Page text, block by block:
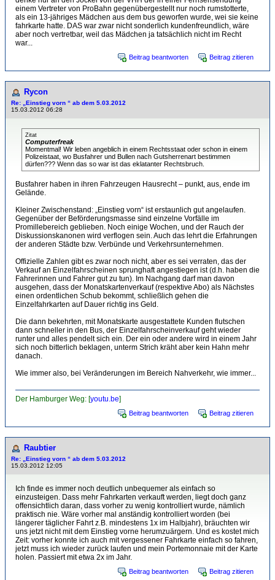
einem Vertreter von ProBahn gegenübergestellt nur noch rumstotterte,
als ein 13-jähriges Mädchen aus dem bus geworfen wurde, wei sie keine
fahrkarte hatte. DAS war zwar nicht sonderlich kundenfreundlich, wäre
aber noch vertretbar, weil das Mädchen ja tatsächlich nicht im Recht
war...
Beitrag beantworten Beitrag zitieren
Rycon
Re: „Einstieg vorn “ ab dem 5.03.2012
15.03.2012 06:28
Zitat
Computerfreak
Momentmal! Wir leben angeblich in einem Rechtsstaat oder schon in einem
Polizeistaat, wo Busfahrer und Bullen nach Gutsherrenart bestimmen
dürfen??? Wenn das so war ist das eklatanter Rechtsbruch.
Busfahrer haben in ihren Fahrzeugen Hausrecht – punkt, aus, ende im
Gelände.
Kleiner Zwischenstand: „Einstieg vorn“ ist erstaunlich gut angelaufen.
Gegenüber der Beförderungsmasse sind einzelne Vorfälle im
Promillebereich geblieben. Noch einige Wochen, und der Rauch der
Diskussionskanonen wird verflogen sein. Auch das lehrt die Erfahrungen
der anderen Städte bzw. Verbünde und Verkehrsunternehmen.
Offizielle Zahlen gibt es zwar noch nicht, aber es sei verraten, das der
Verkauf an Einzelfahrscheinen sprunghaft angestiegen ist (d.h. haben die
Fahrerinnen und Fahrer gut zu tun). Im Nachgang darf man davon
ausgehen, dass der Monatskartenverkauf (respektive Abo) als Nächstes
einen ordentlichen Schub bekommt, schließlich gehen die
Einzelfahrkarten auf Dauer richtig ins Geld.
Die dann bekehrten, mit Monatskarte ausgestattete Kunden flutschen
dann schneller in den Bus, der Einzelfahrscheinverkauf geht wieder
runter und alles pendelt sich ein. Der ein oder andere wird in einem Jahr
sich noch bitterlich beklagen, unterm Strich kräht aber kein Hahn mehr
danach.
Wie immer also, bei Veränderungen im Bereich Nahverkehr, wie immer...
Der Hamburger Weg: [youtu.be]
Beitrag beantworten Beitrag zitieren
Raubtier
Re: „Einstieg vorn “ ab dem 5.03.2012
15.03.2012 12:05
Ich finde es immer noch deutlich unbequemer als einfach so
einzusteigen. Dass mehr Fahrkarten verkauft werden, liegt doch ganz
offensichtlich daran, dass vorher zu wenig kontrolliert wurde, nämlich
praktisch nie. Wäre vorher mal anständig kontrolliert worden (bei
längerer täglicher Fahrt z.B. mindestens 1x im Halbjahr), bräuchten wir
uns jetzt nicht mit dem Einstieg vorne herumzuärgern. Und es kostet mich
Zeit: vorher konnte ich auch mit vergessener Fahrkarte einfach so fahren,
jetzt muss ich wieder zurück laufen und mein Portemonnaie mit der Karte
holen. Passiert mit etwa 2x im Jahr.
Beitrag beantworten Beitrag zitieren